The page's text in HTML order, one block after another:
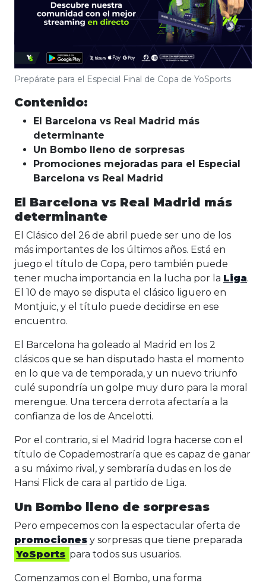
Prepárate para el Especial Final de Copa de YoSports
Contenido:
El Barcelona vs Real Madrid más
determinante
Un Bombo lleno de sorpresas
Promociones mejoradas para el Especial
Barcelona vs Real Madrid
El Barcelona vs Real Madrid más
determinante
El Clásico del 26 de abril puede ser uno de los
más importantes de los últimos años. Está en
juego el título de Copa, pero también puede
tener mucha importancia en la lucha por la Liga.
El 10 de mayo se disputa el clásico liguero en
Montjuic, y el título puede decidirse en ese
encuentro.
El Barcelona ha goleado al Madrid en los 2
clásicos que se han disputado hasta el momento
en lo que va de temporada, y un nuevo triunfo
culé supondría un golpe muy duro para la moral
merengue. Una tercera derrota afectaría a la
confianza de los de Ancelotti.
Por el contrario, si el Madrid logra hacerse con el
título de Copademostraría que es capaz de ganar
a su máximo rival, y sembraría dudas en los de
Hansi Flick de cara al partido de Liga.
Un Bombo lleno de sorpresas
Pero empecemos con la espectacular oferta de
promociones y sorpresas que tiene preparada
YoSports para todos sus usuarios.
Comenzamos con el Bombo, una forma